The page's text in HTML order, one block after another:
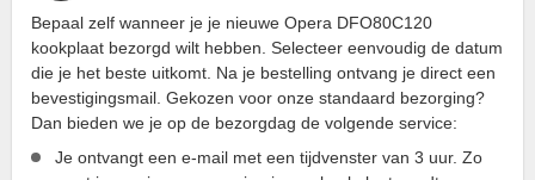
Bepaal zelf wanneer je je nieuwe Opera DFO80C120
kookplaat bezorgd wilt hebben. Selecteer eenvoudig de datum
die je het beste uitkomt. Na je bestelling ontvang je direct een
bevestigingsmail. Gekozen voor onze standaard bezorging?
Dan bieden we je op de bezorgdag de volgende service:
Je ontvangt een e-mail met een tijdvenster van 3 uur. Zo